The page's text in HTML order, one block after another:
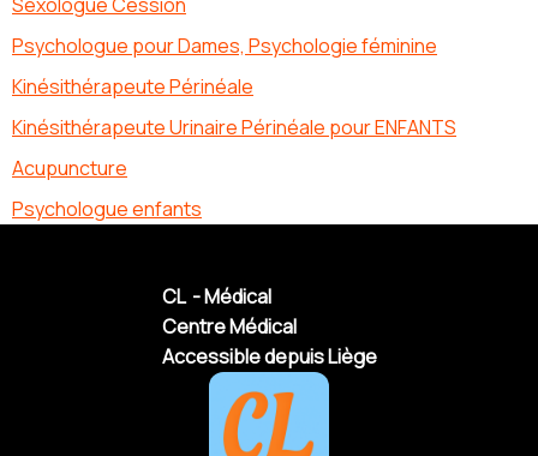
Psychologue pour Dames, Psychologie féminine
Kinésithérapeute Périnéale
Kinésithérapeute Urinaire Périnéale pour ENFANTS
Acupuncture
Psychologue enfants
CL - Médical
Centre Médical
Accessible depuis Liège